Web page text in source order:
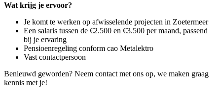
Wat krijg je ervoor?
Je komt te werken op afwisselende projecten in Zoetermeer
Een salaris tussen de €2.500 en €3.500 per maand, passend
bij je ervaring
Pensioenregeling conform cao Metalektro
Vast contactpersoon
Benieuwd geworden? Neem contact met ons op, we maken graag
kennis met je!